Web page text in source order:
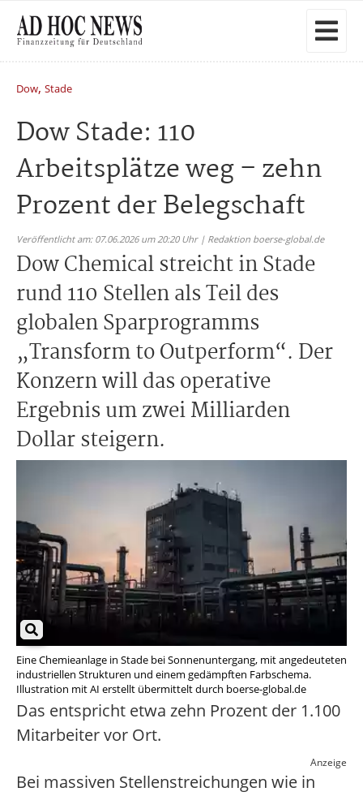
Dow, Stade
Dow Stade: 110
Arbeitsplätze weg – zehn
Prozent der Belegschaft
Veröffentlicht am: 07.06.2026 um 20:20 Uhr | Redaktion boerse-global.de
Dow Chemical streicht in Stade
rund 110 Stellen als Teil des
globalen Sparprogramms
„Transform to Outperform“. Der
Konzern will das operative
Ergebnis um zwei Milliarden
Dollar steigern.
Eine Chemieanlage in Stade bei Sonnenuntergang, mit angedeuteten
industriellen Strukturen und einem gedämpften Farbschema.
Illustration mit AI erstellt übermittelt durch boerse-global.de
Das entspricht etwa zehn Prozent der 1.100
Mitarbeiter vor Ort.
Anzeige
Bei massiven Stellenstreichungen wie in